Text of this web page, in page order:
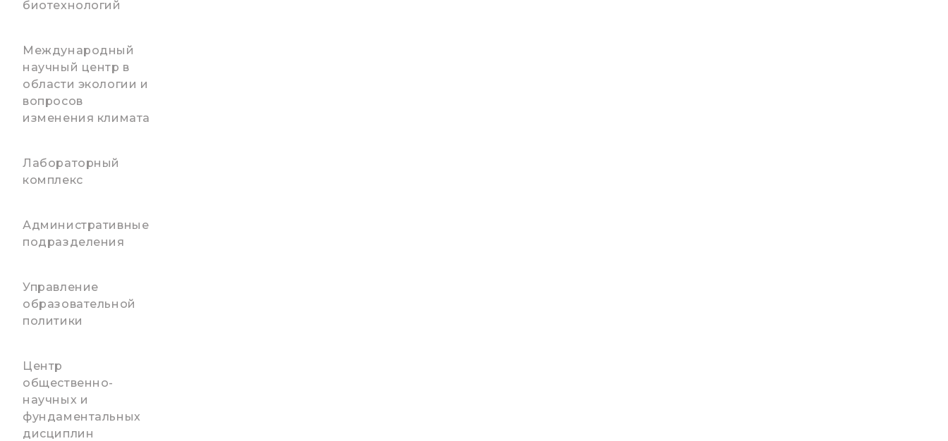
биотехнологий
Международный
научный центр в
области экологии и
вопросов
изменения климата
Лабораторный
комплекс
Административные
подразделения
Управление
образовательной
политики
Центр
общественно-
научных и
фундаментальных
дисциплин